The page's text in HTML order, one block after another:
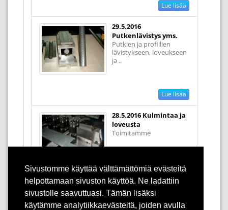
Sivustomme käyttää välttämättömiä evästeitä
helpottamaan sivuston käyttöä. Ne ladattiin
sivustolle saavuttuasi. Tämän lisäksi
käytämme analytiikkaevästeitä, joiden avulla
Lue lisää
29.5.2016
Putkenlävistys yms.
Putkien ja profiilien
lävistykseen, loveukseen
ja ..
Lue lisää
28.5.2016 Kulmintaa ja
loveusta
Toimitamme
standardileikkainyksiköitä (supraty..